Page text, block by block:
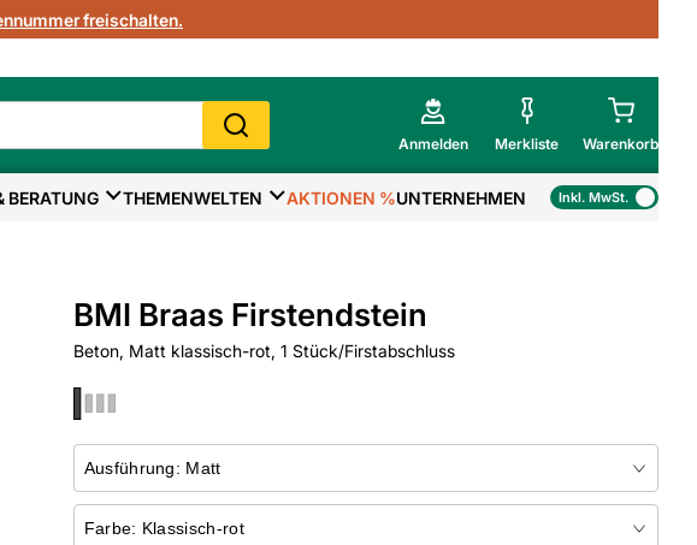
freischalten.
Anmelden Merkliste Warenkorb
Mein Warenkorb
Zur Kasse
BERATUNG THEMENWELTEN AKTIONEN %UNTERNEHMEN Inkl. MwSt.
BMI Braas Firstendstein
Beton, Matt klassisch-rot, 1 Stück/Firstabschluss